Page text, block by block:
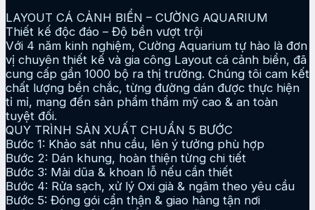
LAYOUT CÁ CẢNH BIỂN – CƯỜNG AQUARIUM
Thiết kế độc đáo – Độ bền vượt trội
Với 4 năm kinh nghiệm, Cường Aquarium tự hào là đơn
vị chuyên thiết kế và gia công Layout cá cảnh biển, đã
cung cấp gần 1000 bộ ra thị trường. Chúng tôi cam kết
chất lượng bền chắc, từng đường dán được thực hiện
tỉ mỉ, mang đến sản phẩm thẩm mỹ cao & an toàn
tuyệt đối.
QUY TRÌNH SẢN XUẤT CHUẨN 5 BƯỚC
Bước 1: Khảo sát nhu cầu, lên ý tưởng phù hợp
Bước 2: Dán khung, hoàn thiện từng chi tiết
Bước 3: Mài dũa & khoan lỗ nếu cần thiết
Bước 4: Rửa sạch, xử lý Oxi già & ngâm theo yêu cầu
Bước 5: Đóng gói cẩn thận & giao hàng tận nơi